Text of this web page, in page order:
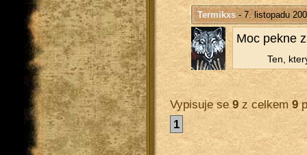
Termikxs- 7. listopadu
Moc pekne
Ten,
Vypisuje se9z celkem 9
1